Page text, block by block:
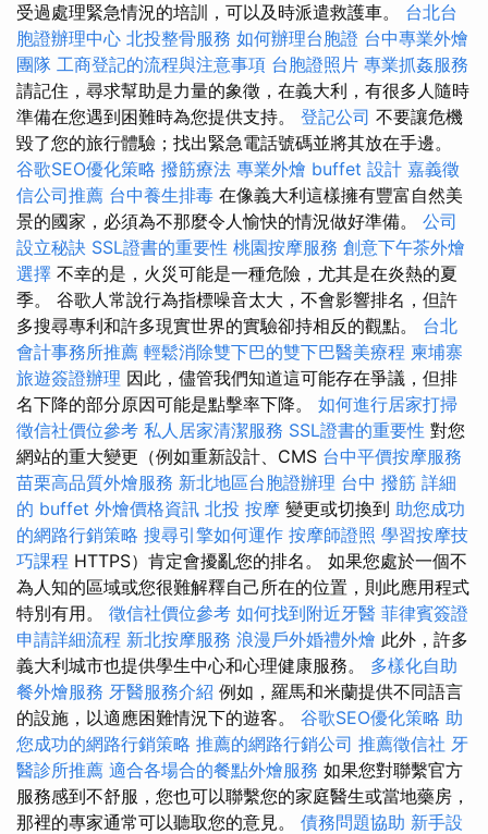
受過處理緊急情況的培訓，可以及時派遣救護車。 台北台
胞證辦理中心 北投整骨服務 如何辦理台胞證 台中專業外燴
團隊 工商登記的流程與注意事項 台胞證照片 專業抓姦服務
請記住，尋求幫助是力量的象徵，在義大利，有很多人隨時
準備在您遇到困難時為您提供支持。 登記公司 不要讓危機
毀了您的旅行體驗；找出緊急電話號碼並將其放在手邊。
谷歌SEO優化策略 撥筋療法 專業外燴 buffet 設計 嘉義徵
信公司推薦 台中養生排毒 在像義大利這樣擁有豐富自然美
景的國家，必須為不那麼令人愉快的情況做好準備。 公司
設立秘訣 SSL證書的重要性 桃園按摩服務 創意下午茶外燴
選擇 不幸的是，火災可能是一種危險，尤其是在炎熱的夏
季。 谷歌人常說行為指標噪音太大，不會影響排名，但許
多搜尋專利和許多現實世界的實驗卻持相反的觀點。 台北
會計事務所推薦 輕鬆消除雙下巴的雙下巴醫美療程 柬埔寨
旅遊簽證辦理 因此，儘管我們知道這可能存在爭議，但排
名下降的部分原因可能是點擊率下降。 如何進行居家打掃
徵信社價位參考 私人居家清潔服務 SSL證書的重要性 對您
網站的重大變更（例如重新設計、CMS 台中平價按摩服務
苗栗高品質外燴服務 新北地區台胞證辦理 台中 撥筋 詳細
的 buffet 外燴價格資訊 北投 按摩 變更或切換到 助您成功
的網路行銷策略 搜尋引擎如何運作 按摩師證照 學習按摩技
巧課程 HTTPS）肯定會擾亂您的排名。 如果您處於一個不
為人知的區域或您很難解釋自己所在的位置，則此應用程式
特別有用。 徵信社價位參考 如何找到附近牙醫 菲律賓簽證
申請詳細流程 新北按摩服務 浪漫戶外婚禮外燴 此外，許多
義大利城市也提供學生中心和心理健康服務。 多樣化自助
餐外燴服務 牙醫服務介紹 例如，羅馬和米蘭提供不同語言
的設施，以適應困難情況下的遊客。 谷歌SEO優化策略 助
您成功的網路行銷策略 推薦的網路行銷公司 推薦徵信社 牙
醫診所推薦 適合各場合的餐點外燴服務 如果您對聯繫官方
服務感到不舒服，您也可以聯繫您的家庭醫生或當地藥房，
那裡的專家通常可以聽取您的意見。 債務問題協助 新手設